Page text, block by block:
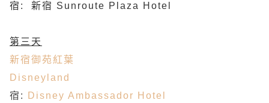
宿: 新宿 Sunroute Plaza Hotel
第三天
新宿御苑紅葉
Disneyland
宿:
Disney Ambassador Hotel